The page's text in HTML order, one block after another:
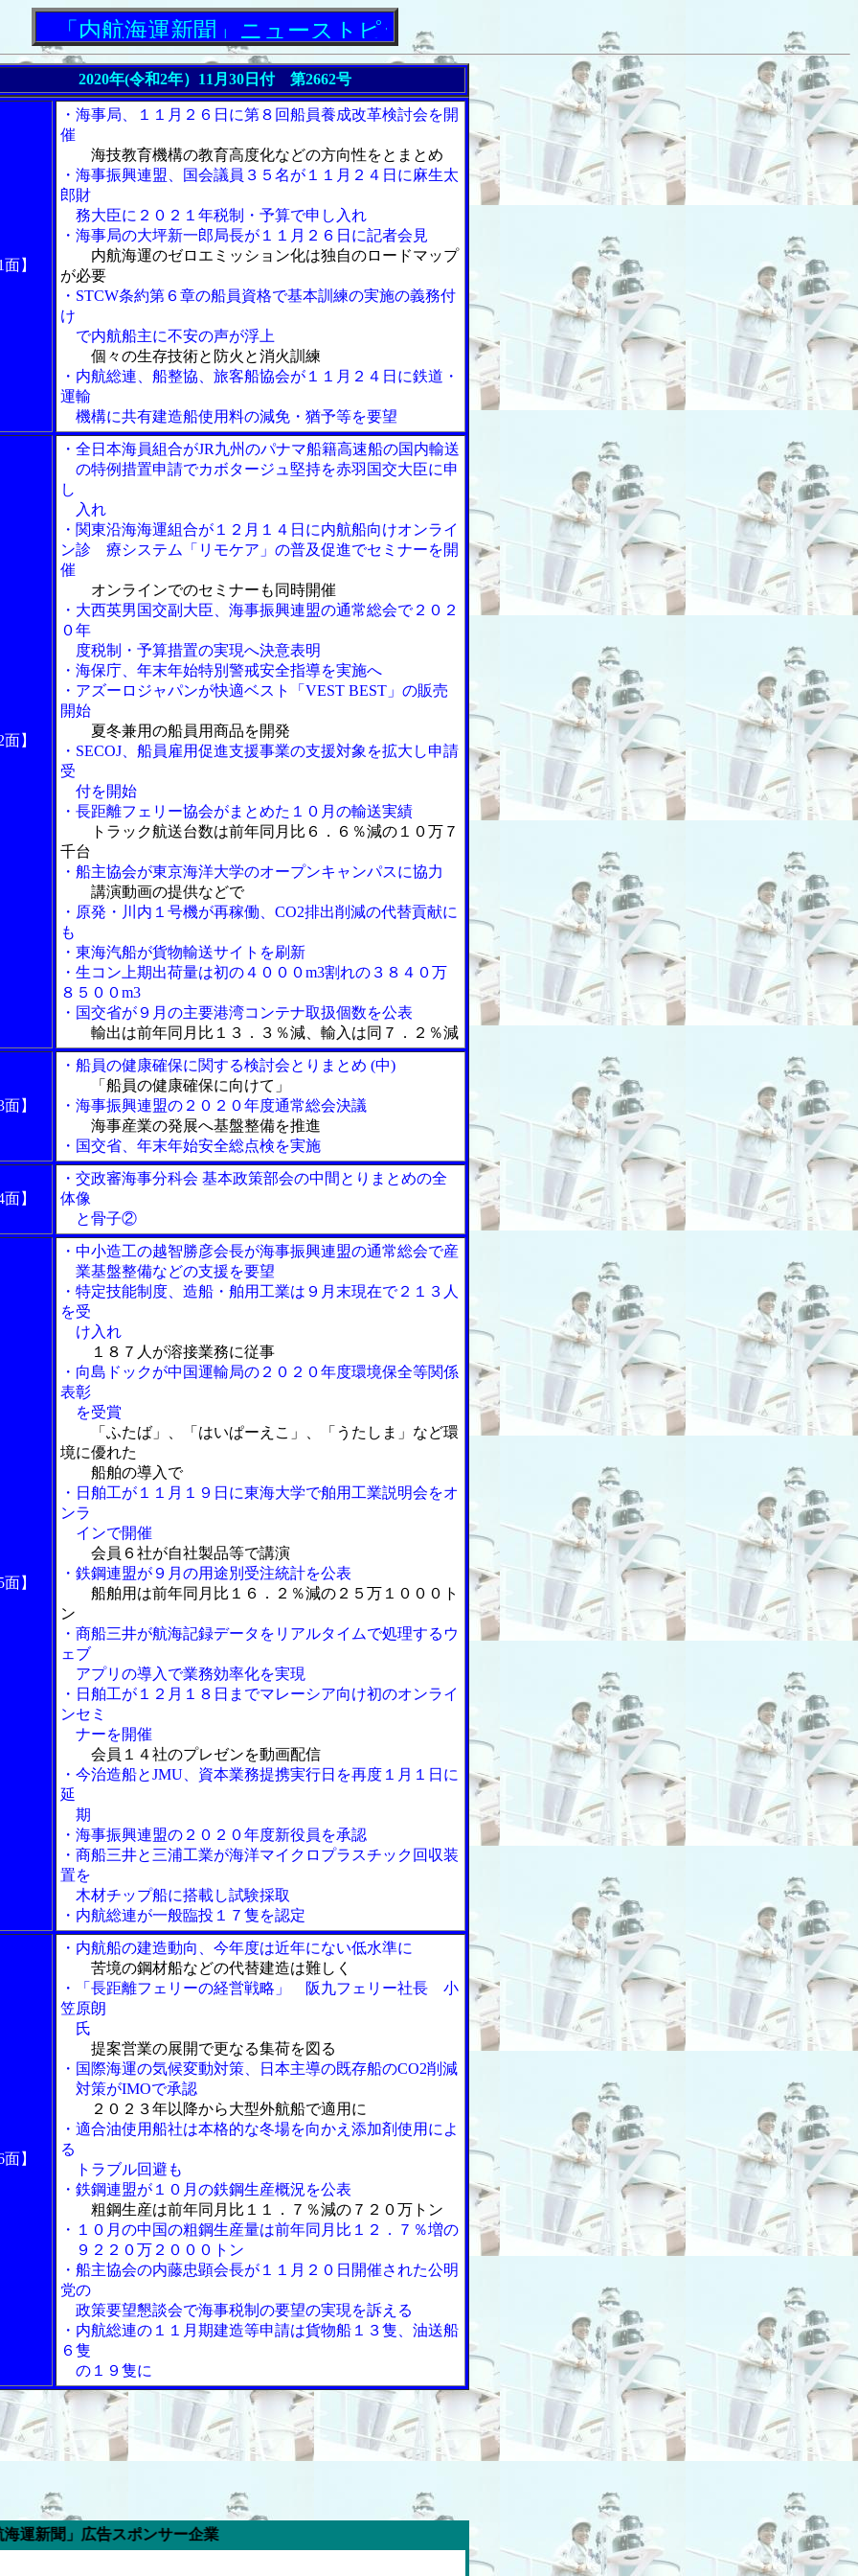
「内航海運新聞」ニューストピックス
2020年(令和2年）11月30日付 第2662号
】
・海事局、１１月２６日に第８回船員養成改革検討会を開
催
海技教育機構の教育高度化などの方向性をとまとめ
・海事振興連盟、国会議員３５名が１１月２４日に麻生太
郎財
務大臣に２０２１年税制・予算で申し入れ
・海事局の大坪新一郎局長が１１月２６日に記者会見
内航海運のゼロエミッション化は独自のロードマップ
が必要
・STCW条約第６章の船員資格で基本訓練の実施の義務付
け
で内航船主に不安の声が浮上
個々の生存技術と防火と消火訓練
・内航総連、船整協、旅客船協会が１１月２４日に鉄道・
運輸
機構に共有建造船使用料の減免・猶予等を要望
】
・全日本海員組合がJR九州のパナマ船籍高速船の国内輸送
の特例措置申請でカボタージュ堅持を赤羽国交大臣に申
し
入れ
・関東沿海海運組合が１２月１４日に内航船向けオンライ
ン診 療システム「リモケア」の普及促進でセミナーを開
催
オンラインでのセミナーも同時開催
・大西英男国交副大臣、海事振興連盟の通常総会で２０２
０年
度税制・予算措置の実現へ決意表明
・海保庁、年末年始特別警戒安全指導を実施へ
・アズーロジャパンが快適ベスト「VEST BEST」の販売
開始
夏冬兼用の船員用商品を開発
・SECOJ、船員雇用促進支援事業の支援対象を拡大し申請
受
付を開始
・長距離フェリー協会がまとめた１０月の輸送実績
トラック航送台数は前年同月比６．６％減の１０万７
千台
・船主協会が東京海洋大学のオープンキャンパスに協力
講演動画の提供などで
・原発・川内１号機が再稼働、CO2排出削減の代替貢献に
も
・東海汽船が貨物輸送サイトを刷新
・生コン上期出荷量は初の４０００m3割れの３８４０万
８５００m3
・国交省が９月の主要港湾コンテナ取扱個数を公表
輸出は前年同月比１３．３％減、輸入は同７．２％減
】
・船員の健康確保に関する検討会とりまとめ (中)
「船員の健康確保に向けて」
・海事振興連盟の２０２０年度通常総会決議
海事産業の発展へ基盤整備を推進
・国交省、年末年始安全総点検を実施
】
・交政審海事分科会 基本政策部会の中間とりまとめの全
体像
と骨子②
】
・中小造工の越智勝彦会長が海事振興連盟の通常総会で産
業基盤整備などの支援を要望
・特定技能制度、造船・舶用工業は９月末現在で２１３人
を受
け入れ
１８７人が溶接業務に従事
・向島ドックが中国運輸局の２０２０年度環境保全等関係
表彰
を受賞
「ふたば」、「はいぱーえこ」、「うたしま」など環
境に優れた
船舶の導入で
・日舶工が１１月１９日に東海大学で舶用工業説明会をオ
ンラ
インで開催
会員６社が自社製品等で講演
・鉄鋼連盟が９月の用途別受注統計を公表
船舶用は前年同月比１６．２％減の２５万１０００ト
ン
・商船三井が航海記録データをリアルタイムで処理するウ
ェブ
アプリの導入で業務効率化を実現
・日舶工が１２月１８日までマレーシア向け初のオンライ
ンセミ
ナーを開催
会員１４社のプレゼンを動画配信
・今治造船とJMU、資本業務提携実行日を再度１月１日に
延
期
・海事振興連盟の２０２０年度新役員を承認
・商船三井と三浦工業が海洋マイクロプラスチック回収装
置を
木材チップ船に搭載し試験採取
・内航総連が一般臨投１７隻を認定
】
・内航船の建造動向、今年度は近年にない低水準に
苦境の鋼材船などの代替建造は難しく
・「長距離フェリーの経営戦略」 阪九フェリー社長 小
笠原朗
氏
提案営業の展開で更なる集荷を図る
・国際海運の気候変動対策、日本主導の既存船のCO2削減
対策がIMOで承認
２０２３年以降から大型外航船で適用に
・適合油使用船社は本格的な冬場を向かえ添加剤使用によ
る
トラブル回避も
・鉄鋼連盟が１０月の鉄鋼生産概況を公表
粗鋼生産は前年同月比１１．７％減の７２０万トン
・１０月の中国の粗鋼生産量は前年同月比１２．７％増の
９２２０万２０００トン
・船主協会の内藤忠顕会長が１１月２０日開催された公明
党の
政策要望懇談会で海事税制の要望の実現を訴える
・内航総連の１１月期建造等申請は貨物船１３隻、油送船
６隻
の１９隻に
告スポンサー企業